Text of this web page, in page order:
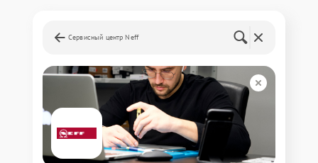
Сервисный центр Neff